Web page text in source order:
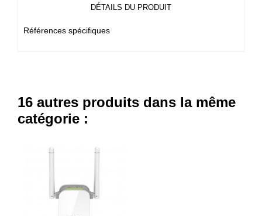
DÉTAILS DU PRODUIT
Références spécifiques
16 autres produits dans la même
catégorie :